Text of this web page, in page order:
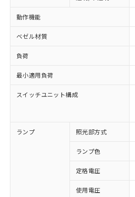
動作機能
ベゼル材質
負荷
最小適用負荷
スイッチユニット構成
ランプ 照光部方式
ランプ色
定格電圧
使用電圧
※1 対応状況